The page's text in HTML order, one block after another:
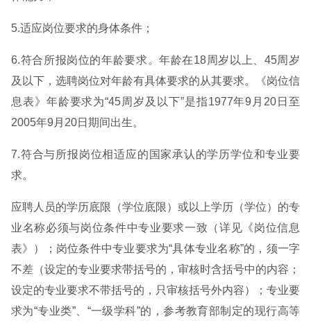
5.适应岗位要求的身体条件；
6.符合所报岗位的年龄要求。年龄在18周岁以上、45周岁
及以下，选聘岗位对年龄有具体要求的从其要求。《岗位信
息表》年龄要求为“45周岁及以下”是指1977年9月20日至
2005年9月20日期间出生。
7.符合与所报岗位相适应的国家承认的学历学位和专业要
求。
应聘人员的学历底限（学位底限）或以上学历（学位）的专
业名称必须与岗位条件中专业要求一致（详见《岗位信息
表》）；岗位条件中专业要求为“具体专业名称”的，须一字
不差（设定的专业要求带括号的，审核时含括号中的内容；
设定的专业要求不带括号的，只审核括号外内容）；专业要
求为“专业类”、“一级学科”的，参考教育部制定的现行高等